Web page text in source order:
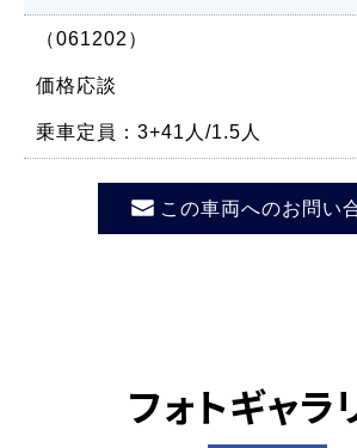
（061202）
価格応談
乗車定員：3+41人/1.5人
この車両へのお問い
フォトギャラ